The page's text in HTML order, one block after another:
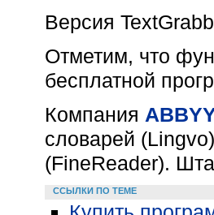
Версия
Отметим, что
бесплатной
Компания
словарей
(FineReader).
ССЫЛКИ ПО ТЕМЕ